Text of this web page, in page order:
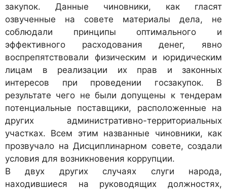
закупок. Данные чиновники, как гласят
озвученные на совете материалы дела, не
соблюдали принципы оптимального и
эффективного расходования денег, явно
воспрепятствовали физическим и юридическим
лицам в реализации их прав и законных
интересов при проведении госзакупок. В
результате чего не были допущены к тендерам
потенциальные поставщики, расположенные на
других административно-территориальных
участках. Всем этим названные чиновники, как
прозвучало на Дисциплинарном совете, создали
условия для возникновения коррупции.
В двух других случаях слуги народа,
находившиеся на руководящих должностях,